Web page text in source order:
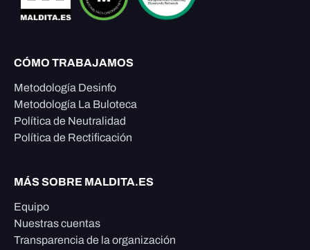
CÓMO TRABAJAMOS
Metodología Desinfo
Metodología La Buloteca
Política de Neutralidad
Política de Rectificación
MÁS SOBRE MALDITA.ES
Equipo
Nuestras cuentas
Transparencia de la organización